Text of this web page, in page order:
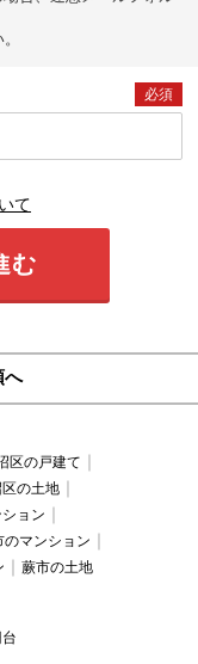
必須
て
む
へ
区の戸建て
の土地
ョン
のマンション
蕨市の土地